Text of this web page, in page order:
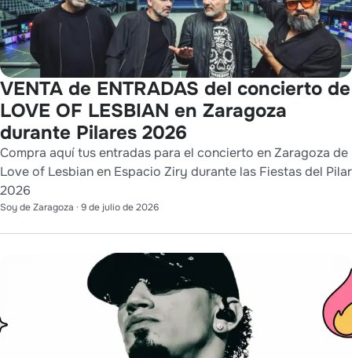
VENTA de ENTRADAS del concierto de
LOVE OF LESBIAN en Zaragoza
durante Pilares 2026
Compra aquí tus entradas para el concierto en Zaragoza de
Love of Lesbian en Espacio Ziry durante las Fiestas del Pilar
2026
Soy de Zaragoza · 9 de julio de 2026